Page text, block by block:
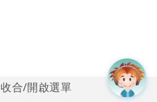
收合/開啟選單